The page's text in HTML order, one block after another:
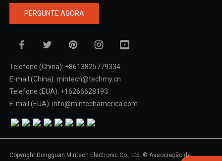
PERGUNTE AGORA
Telefone (China): +8613825779334
E-mail (China): mintech@techmy.cn
Telefone (EUA): +16266628193
E-mail (EUA): info@mintechamerica.com
Copyright Dongguan Mintech Electronic Co., Ltd. © Associação de